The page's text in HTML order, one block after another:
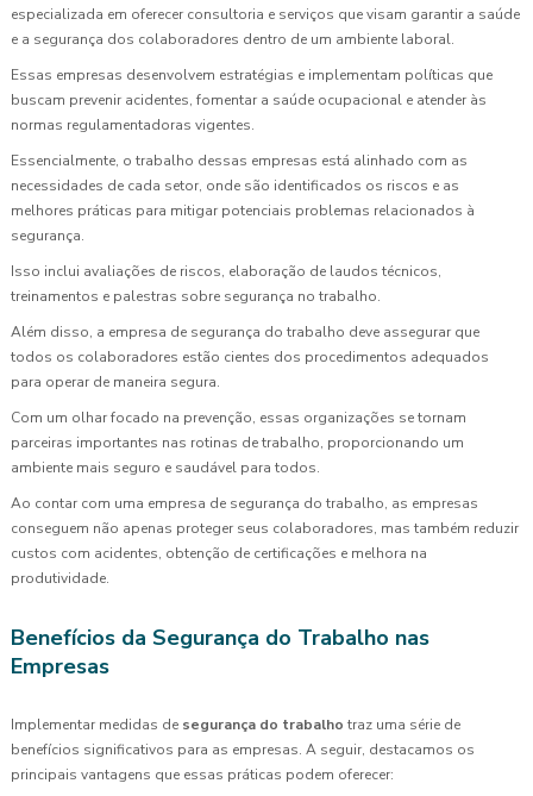
especializada em oferecer consultoria e serviços que visam garantir a saúde
e a segurança dos colaboradores dentro de um ambiente laboral.
Essas empresas desenvolvem estratégias e implementam políticas que
buscam prevenir acidentes, fomentar a saúde ocupacional e atender às
normas regulamentadoras vigentes.
Essencialmente, o trabalho dessas empresas está alinhado com as
necessidades de cada setor, onde são identificados os riscos e as
melhores práticas para mitigar potenciais problemas relacionados à
segurança.
Isso inclui avaliações de riscos, elaboração de laudos técnicos,
treinamentos e palestras sobre segurança no trabalho.
Além disso, a empresa de segurança do trabalho deve assegurar que
todos os colaboradores estão cientes dos procedimentos adequados
para operar de maneira segura.
Com um olhar focado na prevenção, essas organizações se tornam
parceiras importantes nas rotinas de trabalho, proporcionando um
ambiente mais seguro e saudável para todos.
Ao contar com uma empresa de segurança do trabalho, as empresas
conseguem não apenas proteger seus colaboradores, mas também reduzir
custos com acidentes, obtenção de certificações e melhora na
produtividade.
Benefícios da Segurança do Trabalho nas
Empresas
Implementar medidas de segurança do trabalho traz uma série de
benefícios significativos para as empresas. A seguir, destacamos os
principais vantagens que essas práticas podem oferecer: